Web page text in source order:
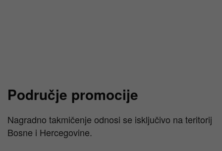
Područje promocije
Nagradno takmičenje odnosi se isključivo na teritorij
Bosne i Hercegovine.